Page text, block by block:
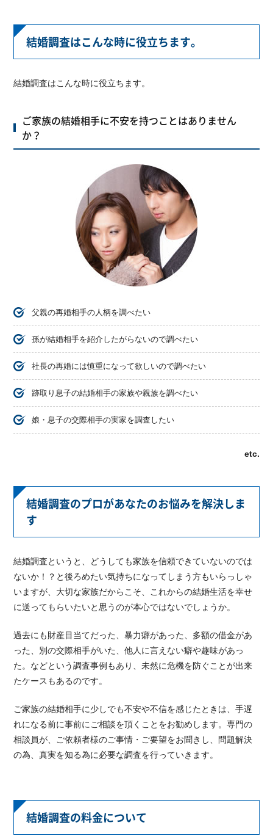
結婚調査はこんな時に役立ちます。
結婚調査はこんな時に役立ちます。
ご家族の結婚相手に不安を持つことはありません
か？
父親の再婚相手の人柄を調べたい
孫が結婚相手を紹介したがらないので調べたい
社長の再婚には慎重になって欲しいので調べたい
跡取り息子の結婚相手の家族や親族を調べたい
娘・息子の交際相手の実家を調査したい
etc.
結婚調査のプロがあなたのお悩みを解決しま
す
結婚調査というと、どうしても家族を信頼できていないのでは
ないか！？と後ろめたい気持ちになってしまう方もいらっしゃ
いますが、大切な家族だからこそ、これからの結婚生活を幸せ
に送ってもらいたいと思うのが本心ではないでしょうか。
過去にも財産目当てだった、暴力癖があった、多額の借金があ
った、別の交際相手がいた、他人に言えない癖や趣味があっ
た。などという調査事例もあり、未然に危機を防ぐことが出来
たケースもあるのです。
ご家族の結婚相手に少しでも不安や不信を感じたときは、手遅
れになる前に事前にご相談を頂くことをお勧めします。専門の
相談員が、ご依頼者様のご事情・ご要望をお聞きし、問題解決
の為、真実を知る為に必要な調査を行っていきます。
結婚調査の料金について